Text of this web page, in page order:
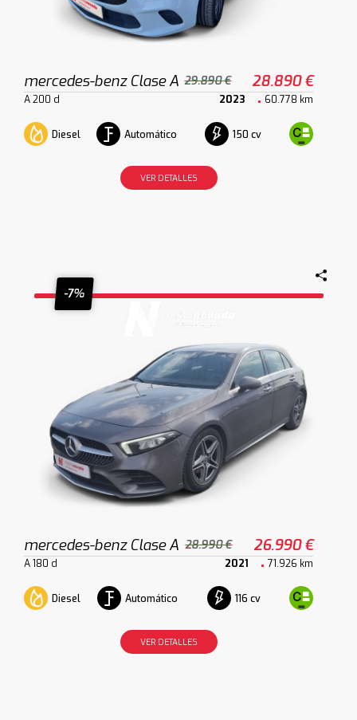
mercedes-benz Clase A 29.890 € 28.890 €
A 200 d 2023 60.778 km
Diesel Automático 150 cv
VER DETALLES
-7%
mercedes-benz Clase A 28.990 € 26.990 €
A 180 d 2021 71.926 km
Diesel Automático 116 cv
VER DETALLES